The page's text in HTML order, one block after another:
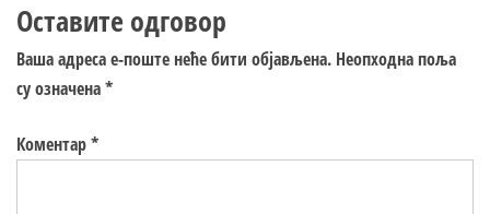
Оставите одговор
Ваша адреса е-поште неће бити објављена. Неопходна поља
су означена*
Коментар*